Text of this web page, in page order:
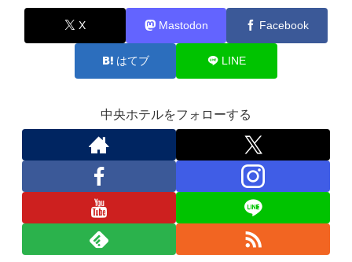
X Mastodon Facebook
はてブ LINE
中央ホテルをフォローする